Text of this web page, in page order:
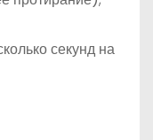
секунд на